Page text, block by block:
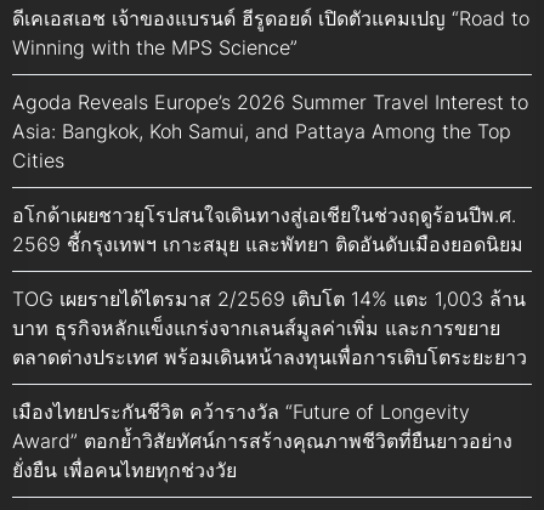
ดีเคเอสเอช เจ้าของแบรนด์ ฮีรูดอยด์ เปิดตัวแคมเปญ “Road to
Winning with the MPS Science”
Agoda Reveals Europe’s 2026 Summer Travel Interest to
Asia: Bangkok, Koh Samui, and Pattaya Among the Top
Cities
อโกด้าเผยชาวยุโรปสนใจเดินทางสู่เอเชียในช่วงฤดูร้อนปีพ.ศ.
2569 ชี้กรุงเทพฯ เกาะสมุย และพัทยา ติดอันดับเมืองยอดนิยม
TOG เผยรายได้ไตรมาส 2/2569 เติบโต 14% แตะ 1,003 ล้าน
บาท ธุรกิจหลักแข็งแกร่งจากเลนส์มูลค่าเพิ่ม และการขยาย
ตลาดต่างประเทศ พร้อมเดินหน้าลงทุนเพื่อการเติบโตระยะยาว
เมืองไทยประกันชีวิต คว้ารางวัล “Future of Longevity
Award” ตอกย้ำวิสัยทัศน์การสร้างคุณภาพชีวิตที่ยืนยาวอย่าง
ยั่งยืน เพื่อคนไทยทุกช่วงวัย